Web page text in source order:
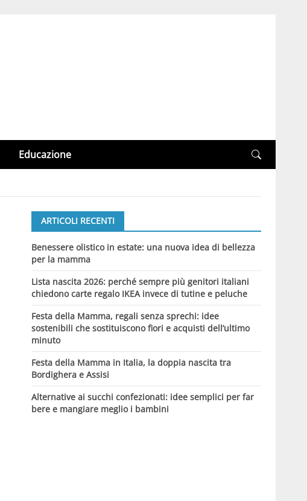
Educazione
ARTICOLI RECENTI
Benessere olistico in estate: una nuova idea di bellezza
per la mamma
Lista nascita 2026: perché sempre più genitori italiani
chiedono carte regalo IKEA invece di tutine e peluche
Festa della Mamma, regali senza sprechi: idee
sostenibili che sostituiscono fiori e acquisti dell’ultimo
minuto
Festa della Mamma in Italia, la doppia nascita tra
Bordighera e Assisi
Alternative ai succhi confezionati: idee semplici per far
bere e mangiare meglio i bambini